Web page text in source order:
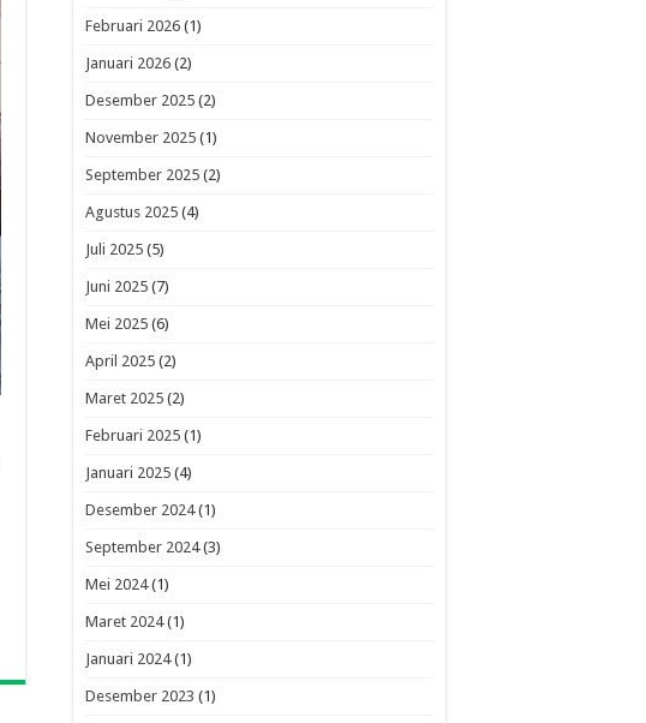
Februari 2026 (1)
Januari 2026 (2)
Desember 2025 (2)
November 2025 (1)
September 2025 (2)
Agustus 2025 (4)
Juli 2025 (5)
Juni 2025 (7)
Mei 2025 (6)
April 2025 (2)
Maret 2025 (2)
Februari 2025 (1)
Januari 2025 (4)
Desember 2024(1)
September 2024(3)
Mei 2024(1)
Maret 2024(1)
Januari 2024(1)
Desember 2023 (1)